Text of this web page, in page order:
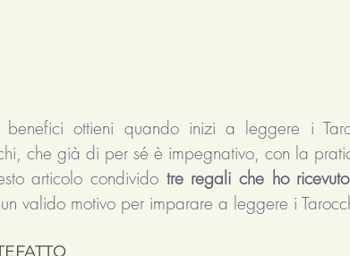
ottieni quando inizi a leggere i
che già di per sé è impegnativo, con la
articolo condivido tre regali che ho
valido motivo per imparare a leggere i